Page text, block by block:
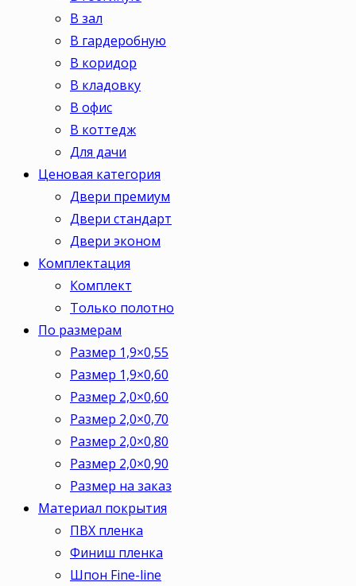
В зал
В гардеробную
В коридор
В кладовку
В офис
В коттедж
Для дачи
Ценовая категория
Двери премиум
Двери стандарт
Двери эконом
Комплектация
Комплект
Только полотно
По размерам
Размер 1,9×0,55
Размер 1,9×0,60
Размер 2,0×0,60
Размер 2,0×0,70
Размер 2,0×0,80
Размер 2,0×0,90
Размер на заказ
Материал покрытия
ПВХ пленка
Финиш пленка
Шпон Fine-line